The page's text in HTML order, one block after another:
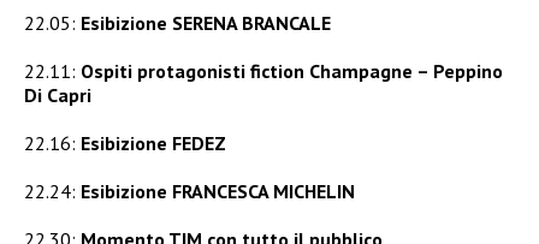
22.05: Esibizione SERENA BRANCALE
22.11: Ospiti protagonisti fiction Champagne – Peppino
Di Capri
22.16: Esibizione FEDEZ
22.24: Esibizione FRANCESCA MICHELIN
22.30: Momento TIM con tutto il pubblico